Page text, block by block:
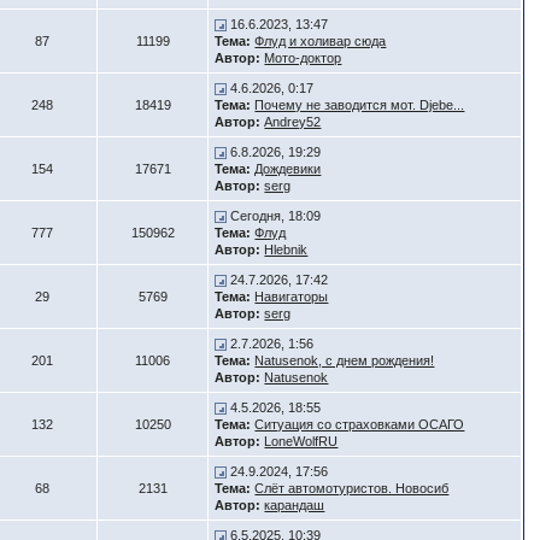
87 11199
16.6.2023, 13:47
Тема: Флуд и холивар сюда
Автор: Мото-доктор
248 18419
4.6.2026, 0:17
Тема: Почему не заводится мот. Djebe...
Автор: Andrey52
154 17671
6.8.2026, 19:29
Тема: Дождевики
Автор: serg
777 150962
Сегодня, 18:09
Тема: Флуд
Автор: Hlebnik
29 5769
24.7.2026, 17:42
Тема: Навигаторы
Автор: serg
201 11006
2.7.2026, 1:56
Тема: Natusenok, с днем рождения!
Автор: Natusenok
132 10250
4.5.2026, 18:55
Тема: Ситуация со страховками ОСАГО
Автор: LoneWolfRU
68 2131
24.9.2024, 17:56
Тема: Слёт автомотуристов. Новосиб
Автор: карандаш
6.5.2025, 10:39